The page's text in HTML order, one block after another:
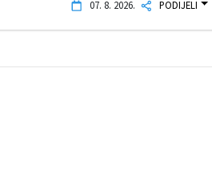
07. 8. 2026. PODIJELI